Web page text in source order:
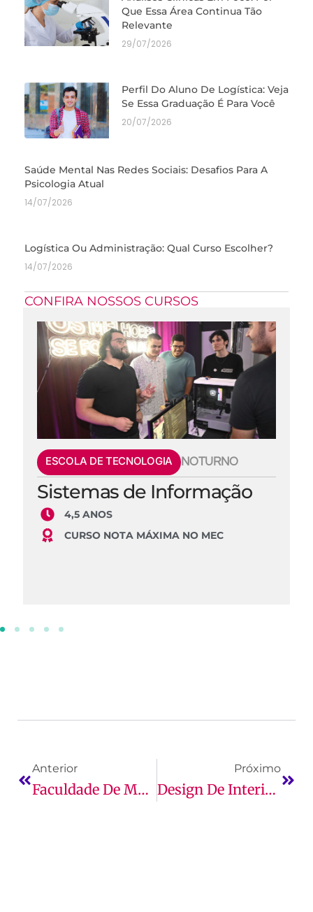
Que Essa Área Continua Tão
Relevante
29/07/2026
Perfil Do Aluno De Logística: Veja
Se Essa Graduação É Para Você
20/07/2026
Saúde Mental Nas Redes Sociais: Desafios Para A
Psicologia Atual
14/07/2026
Logística Ou Administração: Qual Curso Escolher?
14/07/2026
CONFIRA NOSSOS CURSOS
ESCOLA DE TECNOLOGIA NOTURNO
Sistemas de Informação
4,5 ANOS
CURSO NOTA MÁXIMA NO MEC
Anterior
Faculdade De Marketing, Como Funciona O Curso E O Que Se Estuda?
Próximo
Design De Interiores Para Ambientes Corporativos